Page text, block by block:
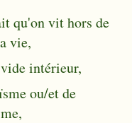
qu'on vit hors de
vie,
intérieur,
ou/et de